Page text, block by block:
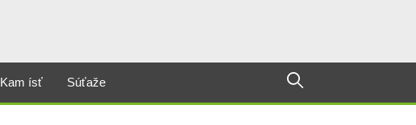
Kam ísť Súťaže